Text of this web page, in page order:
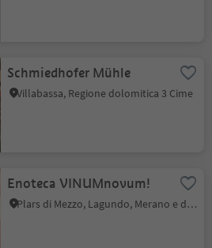
Schmiedhofer Mühle
Villabassa, Regione dolomitica 3 Cime
Enoteca VINUMnovum!
Plars di Mezzo, Lagundo, Merano e dintorni